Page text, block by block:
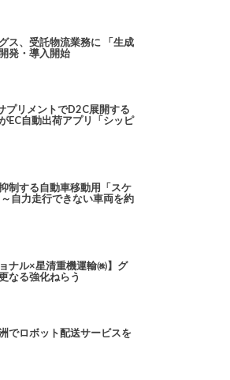
ス、受託物流業務に 「生成
発・導入開始
プリメントでD2C展開する
EC自動出荷アプリ「シッピ
制する自動車移動用「スケ
自力走行できない車両を約
ナル×星清重機運輸㈱】グ
なる強化ねらう
でロボット配送サービスを